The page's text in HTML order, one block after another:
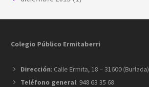
Footer
Colegio Público Ermitaberri
Dirección: Calle Ermita, 18 – 31600 (Burlada)
Teléfono general: 948 63 35 68